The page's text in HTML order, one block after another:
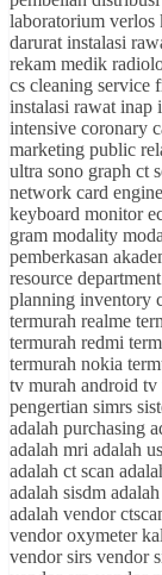
laboratorium verlos
darurat instalasi
rekam medik
cs cleaning service
instalasi rawat inap
intensive coronary
marketing public
ultra sono graph ct
network card
keyboard monitor
gram modality
pemberkasan
resource
planning inventory
termurah realme
termurah redmi
termurah nokia
tv murah android tv
pengertian simrs
adalah purchasing
adalah mri adalah
adalah ct scan
adalah sisdm
adalah vendor
vendor oxymeter
vendor sirs vendor